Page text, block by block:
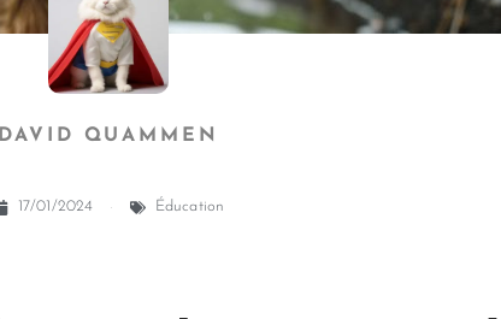
DAVID QUAMMEN
17/01/2024 Éducation